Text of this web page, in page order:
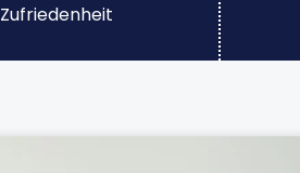
Zufriedenheit